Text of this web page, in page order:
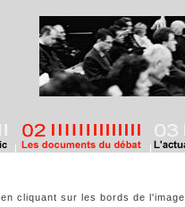
cliquant sur les bords de l'image.